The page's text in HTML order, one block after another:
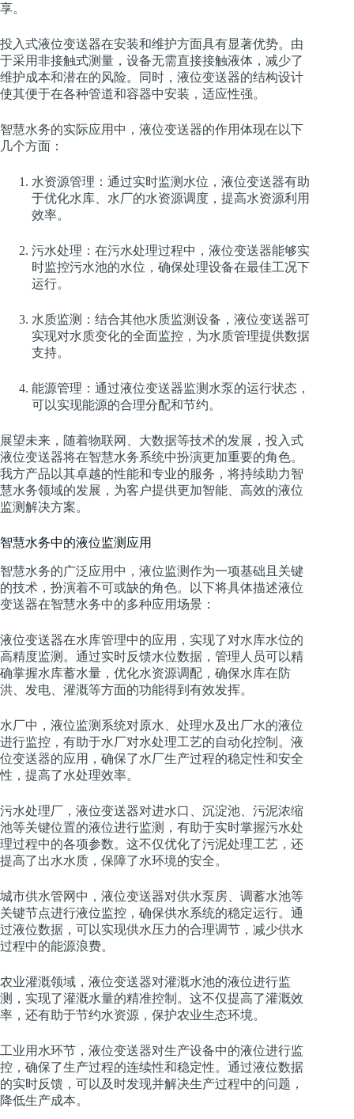
享。
投入式液位变送器在安装和维护方面具有显著优势。由
于采用非接触式测量，设备无需直接接触液体，减少了
维护成本和潜在的风险。同时，液位变送器的结构设计
使其便于在各种管道和容器中安装，适应性强。
智慧水务的实际应用中，液位变送器的作用体现在以下
几个方面：
水资源管理：通过实时监测水位，液位变送器有助
于优化水库、水厂的水资源调度，提高水资源利用
效率。
污水处理：在污水处理过程中，液位变送器能够实
时监控污水池的水位，确保处理设备在最佳工况下
运行。
水质监测：结合其他水质监测设备，液位变送器可
实现对水质变化的全面监控，为水质管理提供数据
支持。
能源管理：通过液位变送器监测水泵的运行状态，
可以实现能源的合理分配和节约。
展望未来，随着物联网、大数据等技术的发展，投入式
液位变送器将在智慧水务系统中扮演更加重要的角色。
我方产品以其卓越的性能和专业的服务，将持续助力智
慧水务领域的发展，为客户提供更加智能、高效的液位
监测解决方案。
智慧水务中的液位监测应用
智慧水务的广泛应用中，液位监测作为一项基础且关键
的技术，扮演着不可或缺的角色。以下将具体描述液位
变送器在智慧水务中的多种应用场景：
液位变送器在水库管理中的应用，实现了对水库水位的
高精度监测。通过实时反馈水位数据，管理人员可以精
确掌握水库蓄水量，优化水资源调配，确保水库在防
洪、发电、灌溉等方面的功能得到有效发挥。
水厂中，液位监测系统对原水、处理水及出厂水的液位
进行监控，有助于水厂对水处理工艺的自动化控制。液
位变送器的应用，确保了水厂生产过程的稳定性和安全
性，提高了水处理效率。
污水处理厂，液位变送器对进水口、沉淀池、污泥浓缩
池等关键位置的液位进行监测，有助于实时掌握污水处
理过程中的各项参数。这不仅优化了污泥处理工艺，还
提高了出水水质，保障了水环境的安全。
城市供水管网中，液位变送器对供水泵房、调蓄水池等
关键节点进行液位监控，确保供水系统的稳定运行。通
过液位数据，可以实现供水压力的合理调节，减少供水
过程中的能源浪费。
农业灌溉领域，液位变送器对灌溉水池的液位进行监
测，实现了灌溉水量的精准控制。这不仅提高了灌溉效
率，还有助于节约水资源，保护农业生态环境。
工业用水环节，液位变送器对生产设备中的液位进行监
控，确保了生产过程的连续性和稳定性。通过液位数据
的实时反馈，可以及时发现并解决生产过程中的问题，
降低生产成本。